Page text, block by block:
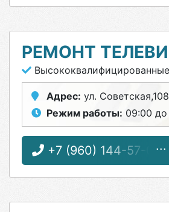
РЕМОНТ
Адрес: ул. Советская,108
Режим работы: 09:00
+7 (960) 144-57-03